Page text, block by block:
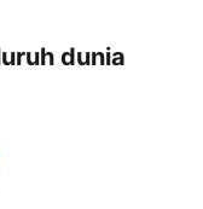
dunia